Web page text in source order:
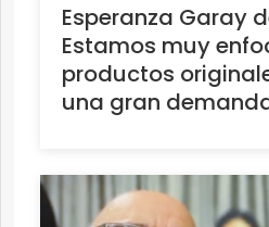
Esperanza Garay
Estamos muy
productos
una gran